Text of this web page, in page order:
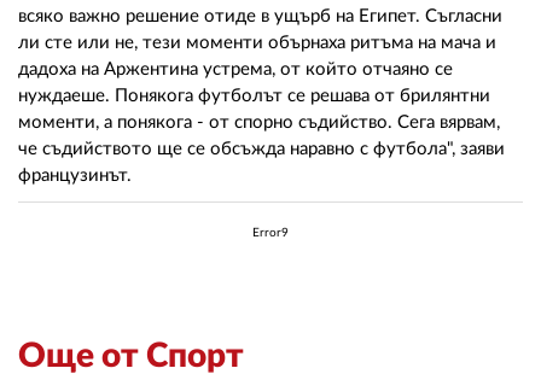
всяко важно решение отиде в ущърб на Египет. Съгласни
ли сте или не, тези моменти обърнаха ритъма на мача и
дадоха на Аржентина устрема, от който отчаяно се
нуждаеше. Понякога футболът се решава от брилянтни
моменти, а понякога - от спорно съдийство. Сега вярвам,
че съдийството ще се обсъжда наравно с футбола", заяви
французинът.
Error9
Още от Спорт